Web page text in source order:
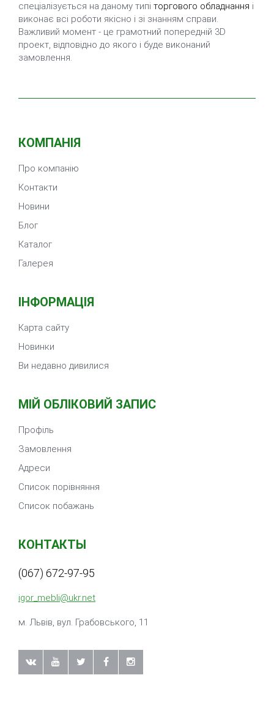
спеціалізується на даному типі торгового обладнання і
виконає всі роботи якісно і зі знанням справи.
Важливий момент - це грамотний попередній 3D
проект, відповідно до якого і буде виконаний
замовлення.
КОМПАНІЯ
Про компанію
Контакти
Новини
Блог
Каталог
Галерея
ІНФОРМАЦІЯ
Карта сайту
Новинки
Ви недавно дивилися
МІЙ ОБЛІКОВИЙ ЗАПИС
Профіль
Замовлення
Адреси
Список порівняння
Список побажань
КОНТАКТЫ
(067) 672-97-95
igor_mebli@ukr.net
м. Львiв, вул. Грабовського, 11